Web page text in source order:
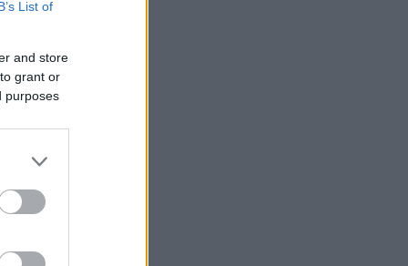
List of
and store
grant or
purposes